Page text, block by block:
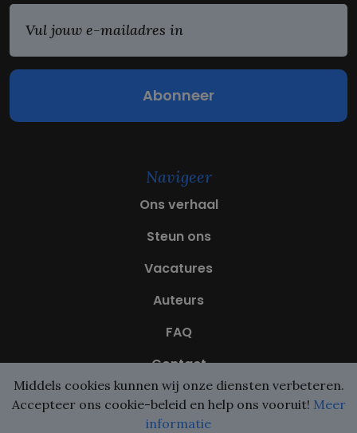
m
i
l
V
i
t
Navigeer
Ons verhaal
Steun ons
Vacatures
Auteurs
FAQ
Contact
Middels cookies kunnen wij onze diensten verbeteren.
Accepteer ons cookie-beleid en help ons vooruit! Meer
informatie